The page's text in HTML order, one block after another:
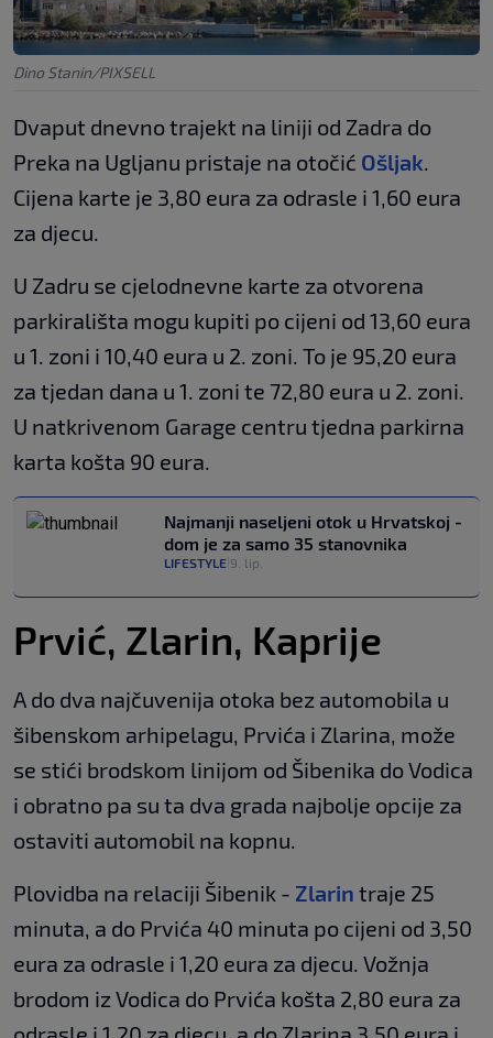
Dino Stanin/PIXSELL
Dvaput dnevno trajekt na liniji od Zadra do
Preka na Ugljanu pristaje na otočić Ošljak.
Cijena karte je 3,80 eura za odrasle i 1,60 eura
za djecu.
U Zadru se cjelodnevne karte za otvorena
parkirališta mogu kupiti po cijeni od 13,60 eura
u 1. zoni i 10,40 eura u 2. zoni. To je 95,20 eura
za tjedan dana u 1. zoni te 72,80 eura u 2. zoni.
U natkrivenom Garage centru tjedna parkirna
karta košta 90 eura.
Najmanji naseljeni otok u Hrvatskoj -
dom je za samo 35 stanovnika
LIFESTYLE 9. lip.
Prvić, Zlarin, Kaprije
A do dva najčuvenija otoka bez automobila u
šibenskom arhipelagu, Prvića i Zlarina, može
se stići brodskom linijom od Šibenika do Vodica
i obratno pa su ta dva grada najbolje opcije za
ostaviti automobil na kopnu.
Plovidba na relaciji Šibenik - Zlarin traje 25
minuta, a do Prvića 40 minuta po cijeni od 3,50
eura za odrasle i 1,20 eura za djecu. Vožnja
brodom iz Vodica do Prvića košta 2,80 eura za